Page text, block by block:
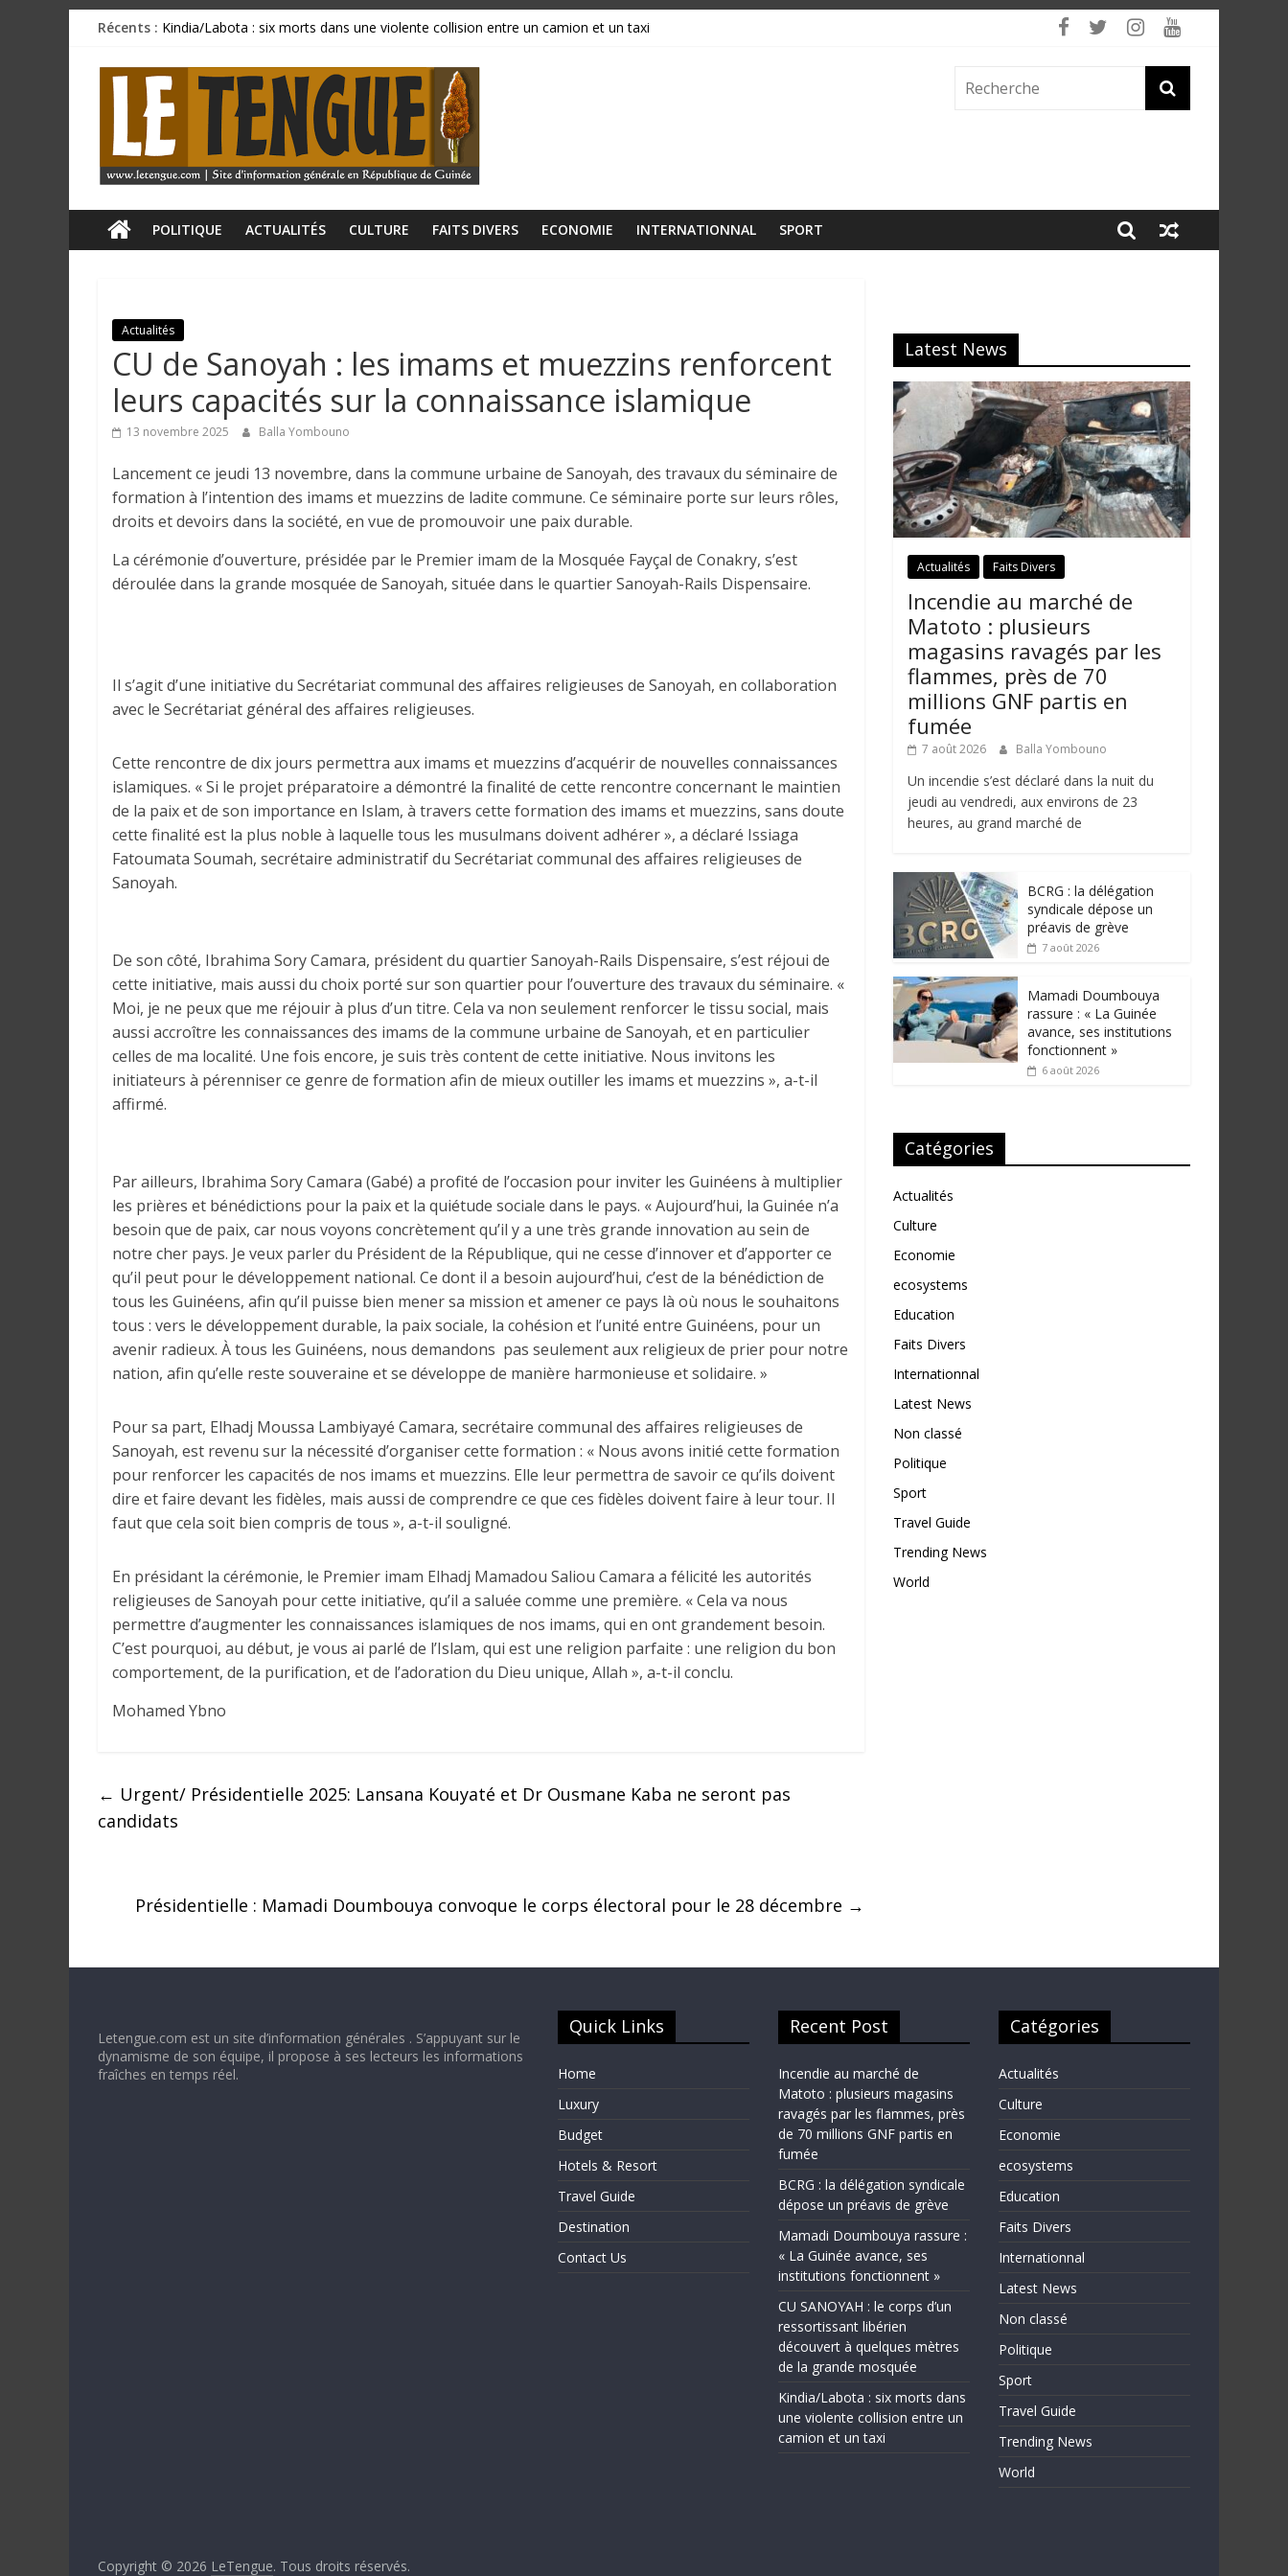
Passer
contenu
Récents : Kindia/Labota : six morts dans une violente collision entre un camion et un taxi
BCRG : la délégation syndicale dépose un préavis de grève
Mamadi Doumbouya rassure : « La Guinée avance, ses institutions fonctionnent »
CU SANOYAH : le corps d’un ressortissant libérien découvert à quelques mètres de la grande mosquée
L
e
T
e
g
u
e
POLITIQUE ACTUALITÉS CULTURE FAITS DIVERS ECONOMIE INTERNATIONNAL SPORT
Actualités
CU de Sanoyah : les imams et muezzins renforcent
leurs capacités sur la connaissance islamique
13 novembre 2025 Balla Yombouno
Lancement ce jeudi 13 novembre, dans la commune urbaine de Sanoyah, des travaux du séminaire de
formation à l’intention des imams et muezzins de ladite commune. Ce séminaire porte sur leurs rôles,
droits et devoirs dans la société, en vue de promouvoir une paix durable.
La cérémonie d’ouverture, présidée par le Premier imam de la Mosquée Fayçal de Conakry, s’est
déroulée dans la grande mosquée de Sanoyah, située dans le quartier Sanoyah-Rails Dispensaire.
Il s’agit d’une initiative du Secrétariat communal des affaires religieuses de Sanoyah, en collaboration
avec le Secrétariat général des affaires religieuses.
Cette rencontre de dix jours permettra aux imams et muezzins d’acquérir de nouvelles connaissances
islamiques. « Si le projet préparatoire a démontré la finalité de cette rencontre concernant le maintien
de la paix et de son importance en Islam, à travers cette formation des imams et muezzins, sans doute
cette finalité est la plus noble à laquelle tous les musulmans doivent adhérer », a déclaré Issiaga
Fatoumata Soumah, secrétaire administratif du Secrétariat communal des affaires religieuses de
Sanoyah.
De son côté, Ibrahima Sory Camara, président du quartier Sanoyah-Rails Dispensaire, s’est réjoui de
cette initiative, mais aussi du choix porté sur son quartier pour l’ouverture des travaux du séminaire. «
Moi, je ne peux que me réjouir à plus d’un titre. Cela va non seulement renforcer le tissu social, mais
aussi accroître les connaissances des imams de la commune urbaine de Sanoyah, et en particulier
celles de ma localité. Une fois encore, je suis très content de cette initiative. Nous invitons les
initiateurs à pérenniser ce genre de formation afin de mieux outiller les imams et muezzins », a-t-il
affirmé.
Par ailleurs, Ibrahima Sory Camara (Gabé) a profité de l’occasion pour inviter les Guinéens à multiplier
les prières et bénédictions pour la paix et la quiétude sociale dans le pays. « Aujourd’hui, la Guinée n’a
besoin que de paix, car nous voyons concrètement qu’il y a une très grande innovation au sein de
notre cher pays. Je veux parler du Président de la République, qui ne cesse d’innover et d’apporter ce
qu’il peut pour le développement national. Ce dont il a besoin aujourd’hui, c’est de la bénédiction de
tous les Guinéens, afin qu’il puisse bien mener sa mission et amener ce pays là où nous le souhaitons
tous : vers le développement durable, la paix sociale, la cohésion et l’unité entre Guinéens, pour un
avenir radieux. À tous les Guinéens, nous demandons pas seulement aux religieux de prier pour notre
nation, afin qu’elle reste souveraine et se développe de manière harmonieuse et solidaire. »
Pour sa part, Elhadj Moussa Lambiyayé Camara, secrétaire communal des affaires religieuses de
Sanoyah, est revenu sur la nécessité d’organiser cette formation : « Nous avons initié cette formation
pour renforcer les capacités de nos imams et muezzins. Elle leur permettra de savoir ce qu’ils doivent
dire et faire devant les fidèles, mais aussi de comprendre ce que ces fidèles doivent faire à leur tour. Il
faut que cela soit bien compris de tous », a-t-il souligné.
En présidant la cérémonie, le Premier imam Elhadj Mamadou Saliou Camara a félicité les autorités
religieuses de Sanoyah pour cette initiative, qu’il a saluée comme une première. « Cela va nous
permettre d’augmenter les connaissances islamiques de nos imams, qui en ont grandement besoin.
C’est pourquoi, au début, je vous ai parlé de l’Islam, qui est une religion parfaite : une religion du bon
comportement, de la purification, et de l’adoration du Dieu unique, Allah », a-t-il conclu.
Mohamed Ybno
← Urgent/ Présidentielle 2025: Lansana Kouyaté et Dr Ousmane Kaba ne seront pas
candidats
Présidentielle : Mamadi Doumbouya convoque le corps électoral pour le 28 décembre →
Latest News
Actualités Faits Divers
Incendie au marché de
Matoto : plusieurs
magasins ravagés par les
flammes, près de 70
millions GNF partis en
fumée
7 août 2026 Balla Yombouno
Un incendie s’est déclaré dans la nuit du
jeudi au vendredi, aux environs de 23
heures, au grand marché de
BCRG : la délégation
syndicale dépose un
préavis de grève
7 août 2026
Mamadi Doumbouya
rassure : « La Guinée
avance, ses institutions
fonctionnent »
6 août 2026
Catégories
Actualités
Culture
Economie
ecosystems
Education
Faits Divers
Internationnal
Latest News
Non classé
Politique
Sport
Travel Guide
Trending News
World
Letengue.com est un site d’information générales . S’appuyant sur le
dynamisme de son équipe, il propose à ses lecteurs les informations
fraîches en temps réel.
Quick Links
Home
Luxury
Budget
Hotels & Resort
Travel Guide
Destination
Contact Us
Recent Post
Incendie au marché de
Matoto : plusieurs magasins
ravagés par les flammes, près
de 70 millions GNF partis en
fumée
BCRG : la délégation syndicale
dépose un préavis de grève
Mamadi Doumbouya rassure :
« La Guinée avance, ses
institutions fonctionnent »
CU SANOYAH : le corps d’un
ressortissant libérien
découvert à quelques mètres
de la grande mosquée
Kindia/Labota : six morts dans
une violente collision entre un
camion et un taxi
Catégories
Actualités
Culture
Economie
ecosystems
Education
Faits Divers
Internationnal
Latest News
Non classé
Politique
Sport
Travel Guide
Trending News
World
Copyright © 2026 LeTengue. Tous droits réservés.